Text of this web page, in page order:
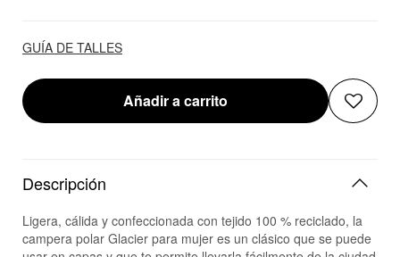
GUÍA DE TALLES
Añadir a carrito
Descripción
Ligera, cálida y confeccionada con tejido 100 % reciclado, la
campera polar Glacier para mujer es un clásico que se puede